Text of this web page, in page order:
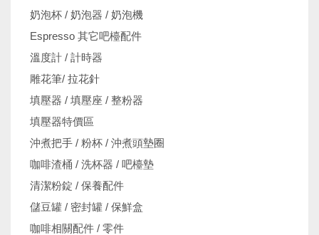
奶泡杯 / 奶泡器 / 奶泡機
Espresso 其它吧檯配件
溫度計 / 計時器
雕花筆/ 拉花針
填壓器 / 填壓座 / 整粉器
填壓器特價區
沖煮把手 / 粉杯 / 沖煮頭墊圈
咖啡渣桶 / 洗杯器 / 吧檯墊
清潔粉錠 / 保養配件
儲豆罐 / 密封罐 / 保鮮盒
咖啡相關配件 / 零件